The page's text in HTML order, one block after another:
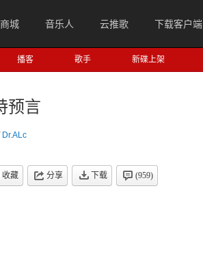
商城 音乐人 云推歌 下载客户端
播客 歌手 新碟上架